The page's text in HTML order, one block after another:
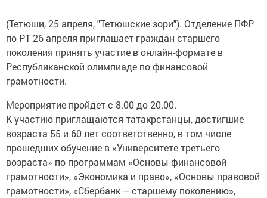
(Тетюши, 25 апреля, "Тетюшские зори"). Отделение ПФР
по РТ 26 апреля приглашает граждан старшего
поколения принять участие в онлайн-формате в
Республиканской олимпиаде по финансовой
грамотности.
Мероприятие пройдет с 8.00 до 20.00.
К участию приглащаются татакрстанцы, достигшие
возраста 55 и 60 лет соответственно, в том числе
прошедших обучение в «Университете третьего
возраста» по программам «Основы финансовой
грамотности», «Экономика и право», «Основы правовой
грамотности», «Сбербанк – старшему поколению»,